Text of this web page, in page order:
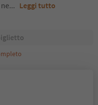
... Leggi tutto